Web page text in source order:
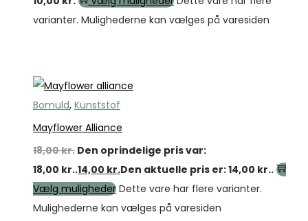
varianter. Mulighederne kan vælges på varesiden
Bomuld, Kunststof
Mayflower Alliance
18,00kr. Den oprindelige pris var:
18,00 kr..14,00 kr.Den aktuelle pris er: 14,00 kr..
Vælg muligheder Dette vare har flere varianter.
Mulighederne kan vælges på varesiden